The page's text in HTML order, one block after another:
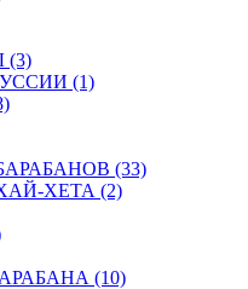
(1)
(33)
ХЕТА (2)
(10)